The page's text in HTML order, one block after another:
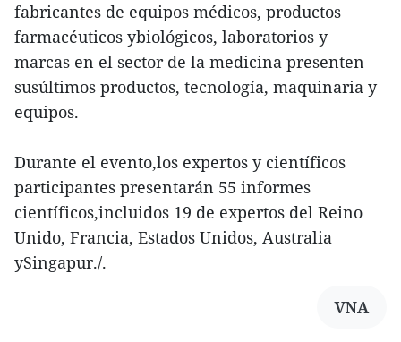
fabricantes de equipos médicos, productos
farmacéuticos ybiológicos, laboratorios y
marcas en el sector de la medicina presenten
susúltimos productos, tecnología, maquinaria y
equipos.
Durante el evento,los expertos y científicos
participantes presentarán 55 informes
científicos,incluidos 19 de expertos del Reino
Unido, Francia, Estados Unidos, Australia
ySingapur./.
VNA